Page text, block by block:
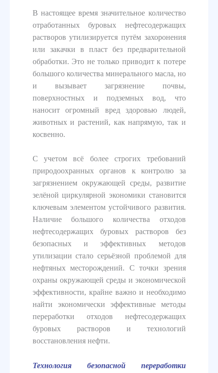
В настоящее время значительное количество
отработанных буровых нефтесодержащих
растворов утилизируется путём захоронения
или закачки в пласт без предварительной
обработки. Это не только приводит к потере
большого количества минерального масла, но
и вызывает загрязнение почвы,
поверхностных и подземных вод, что
наносит огромный вред здоровью людей,
животных и растений, как напрямую, так и
косвенно.
С учетом всё более строгих требований
природоохранных органов к контролю за
загрязнением окружающей среды, развитие
зелёной циркулярной экономики становится
ключевым элементом устойчивого развития.
Наличие большого количества отходов
нефтесодержащих буровых растворов без
безопасных и эффективных методов
утилизации стало серьёзной проблемой для
нефтяных месторождений. С точки зрения
охраны окружающей среды и экономической
эффективности, крайне важно и необходимо
найти экономически эффективные методы
переработки отходов нефтесодержащих
буровых растворов и технологий
восстановления нефти.
Технология безопасной переработки